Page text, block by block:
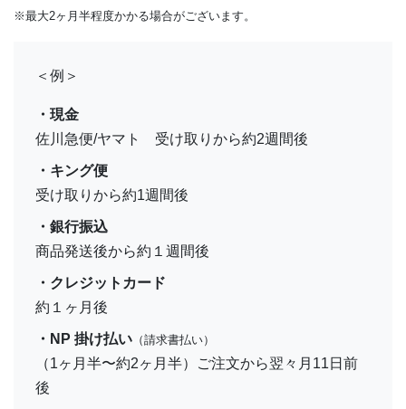
※最大2ヶ月半程度かかる場合がございます。
＜例＞
・現金
佐川急便/ヤマト 受け取りから約2週間後
・キング便
受け取りから約1週間後
・銀行振込
商品発送後から約１週間後
・クレジットカード
約１ヶ月後
・NP 掛け払い （請求書払い）
（1ヶ月半〜約2ヶ月半）ご注文から翌々月11日前
後